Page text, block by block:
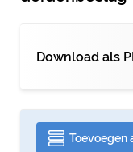
Download als
Toevoegen